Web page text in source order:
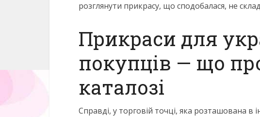
розглянути прикрасу, що сподобалася, не
Прикраси для
покупців — що
каталозі
Справді, у торговій точці, яка розташована в